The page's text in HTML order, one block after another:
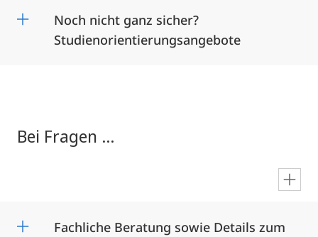
Noch nicht ganz sicher?
Studienorientierungsangebote
Bei Fragen ...
Fachliche Beratung sowie Details zum